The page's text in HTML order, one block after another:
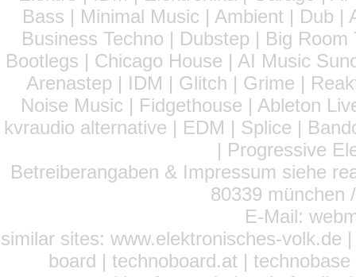
Bass | Minimal Music | Ambient | Dub
Business Techno | Dubstep | Big
Bootlegs | Chicago House | AI Music
Arenastep | IDM | Glitch | Grime |
Noise Music | Fidgethouse | Ableton
kvraudio alternative | EDM | Splice |
| Progressive
Betreiberangaben & Impressum siehe
80339 münchen
E-Mail:
similar sites: www.elektronisches-volk.de
board | technoboard.at |